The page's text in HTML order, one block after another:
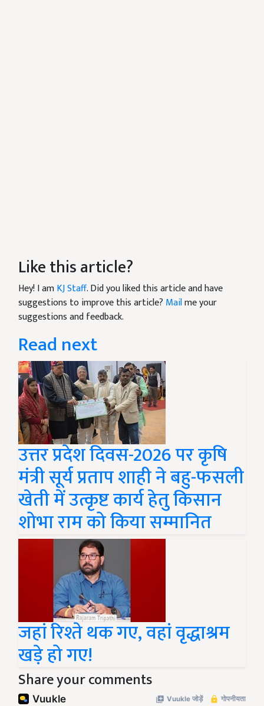
Like this article?
Hey! I amKJ Staff. Did you liked this article and have
suggestions to improve this article? Mailme your
suggestions and feedback.
Read next
उत्तर प्रदेश दिवस-2026 पर कृषि
मंत्री सूर्य प्रताप शाही ने बहु-फसली
खेती में उत्कृष्ट कार्य हेतु किसान
शोभा राम को किया सम्मानित
जहां रिश्ते थक गए, वहां वृद्धाश्रम
खड़े हो गए!
Share your comments